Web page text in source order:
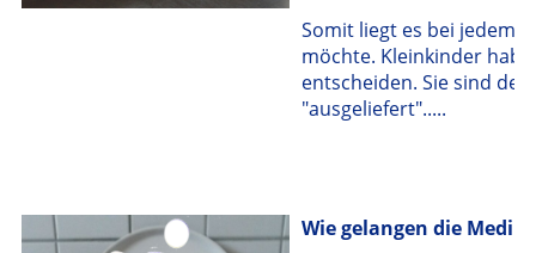
Somit liegt es bei jedem
möchte. Kleinkinder
entscheiden. Sie sind
"ausgeliefert".....
Wie gelangen die